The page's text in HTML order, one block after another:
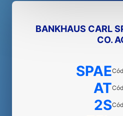
BANKHAUS CARL
CO.
SPAE
AT
2S